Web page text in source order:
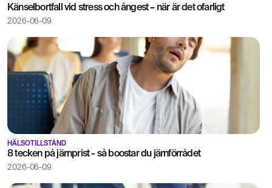
Känselbortfall vid stress och ångest – när är det ofarligt
2026-06-09
HÄLSOTILLSTÅND
8 tecken på järnprist - så boostar du järnförrådet
2026-06-09